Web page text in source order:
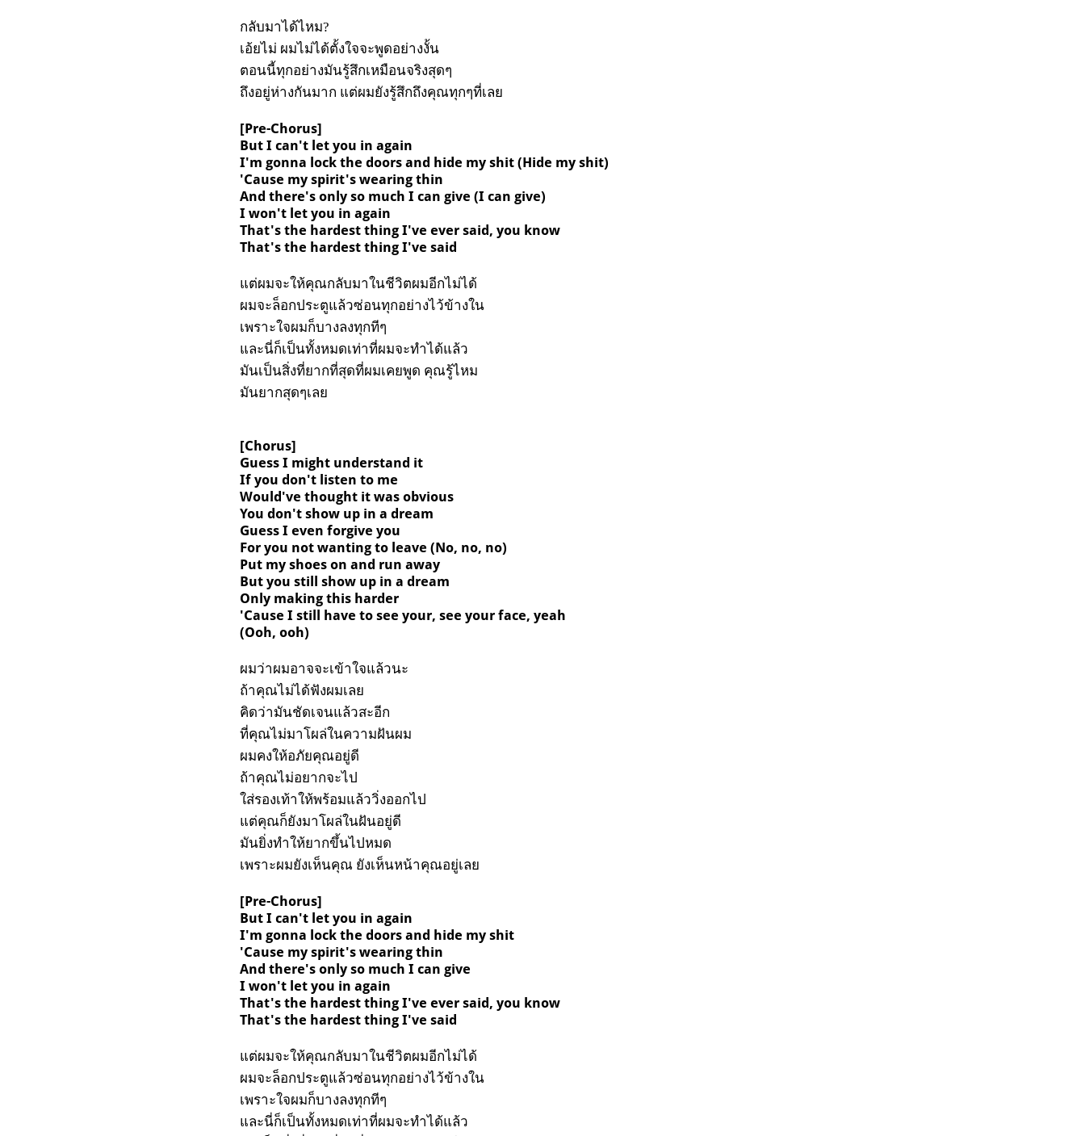
กลับมาได้ไหม?
เอ้ยไม่ ผมไม่ได้ตั้งใจจะพูดอย่างงั้น
ตอนนี้ทุกอย่างมันรู้สึกเหมือนจริงสุดๆ
ถึงอยู่ห่างกันมาก แต่ผมยังรู้สึกถึงคุณทุกๆที่เลย
[Pre-Chorus]
But I can't let you in again
I'm gonna lock the doors and hide my shit (Hide my shit)
'Cause my spirit's wearing thin
And there's only so much I can give (I can give)
I won't let you in again
That's the hardest thing I've ever said, you know
That's the hardest thing I've said
แต่ผมจะให้คุณกลับมาในชีวิตผมอีกไม่ได้
ผมจะล็อกประตูแล้วซ่อนทุกอย่างไว้ข้างใน
เพราะใจผมก็บางลงทุกทีๆ
และนี่ก็เป็นทั้งหมดเท่าที่ผมจะทำได้แล้ว
มันเป็นสิ่งที่ยากที่สุดที่ผมเคยพูด คุณรู้ไหม
มันยากสุดๆเลย
[Chorus]
Guess I might understand it
If you don't listen to me
Would've thought it was obvious
You don't show up in a dream
Guess I even forgive you
For you not wanting to leave (No, no, no)
Put my shoes on and run away
But you still show up in a dream
Only making this harder
'Cause I still have to see your, see your face, yeah
(Ooh, ooh)
ผมว่าผมอาจจะเข้าใจแล้วนะ
ถ้าคุณไม่ได้ฟังผมเลย
คิดว่ามันชัดเจนแล้วสะอีก
ที่คุณไม่มาโผล่ในความฝันผม
ผมคงให้อภัยคุณอยู่ดี
ถ้าคุณไม่อยากจะไป
ใส่รองเท้าให้พร้อมแล้ววิ่งออกไป
แต่คุณก็ยังมาโผล่ในฝันอยู่ดี
มันยิ่งทำให้ยากขึ้นไปหมด
เพราะผมยังเห็นคุณ ยังเห็นหน้าคุณอยู่เลย
[Pre-Chorus]
But I can't let you in again
I'm gonna lock the doors and hide my shit
'Cause my spirit's wearing thin
And there's only so much I can give
I won't let you in again
That's the hardest thing I've ever said, you know
That's the hardest thing I've said
แต่ผมจะให้คุณกลับมาในชีวิตผมอีกไม่ได้
ผมจะล็อกประตูแล้วซ่อนทุกอย่างไว้ข้างใน
เพราะใจผมก็บางลงทุกทีๆ
และนี่ก็เป็นทั้งหมดเท่าที่ผมจะทำได้แล้ว